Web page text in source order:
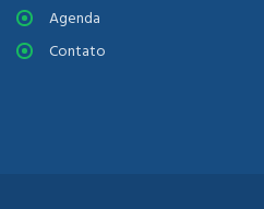
Agenda
Contato